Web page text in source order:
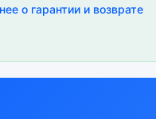
о гарантии и возврате